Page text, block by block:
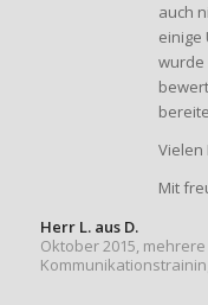
auch
einige
wurde
Vielen
Mit
Herr L. aus D.
Oktober 2015,